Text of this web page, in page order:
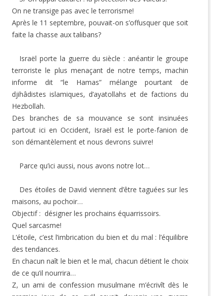
On ne transige pas avec le terrorisme!
Après le 11 septembre, pouvait-on s’offusquer que soit
faite la chasse aux talibans?
Israël porte la guerre du siècle : anéantir le groupe
terroriste le plus menaçant de notre temps, machin
informe dit “le Hamas” mélange pourtant de
djihâdistes islamiques, d’ayatollahs et de factions du
Hezbollah.
Des branches de sa mouvance se sont insinuées
partout ici en Occident, Israël est le porte-fanion de
son démantèlement et nous devrons suivre!
Parce qu’ici aussi, nous avons notre lot…
Des étoiles de David viennent d’être taguées sur les
maisons, au pochoir…
Objectif : désigner les prochains équarrissoirs.
Quel sarcasme!
L’étoile, c’est l’imbrication du bien et du mal : l’équilibre
des tendances.
En chacun naît le bien et le mal, chacun détient le choix
de ce qu’il nourrira…
Z, un ami de confession musulmane m’écrivît dès le